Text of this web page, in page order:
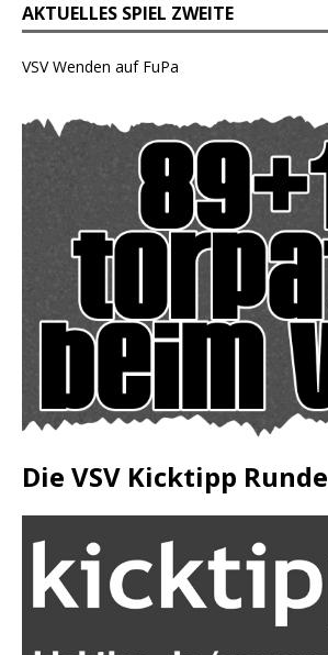
AKTUELLES SPIEL ZWEITE
VSV Wenden auf FuPa
Die VSV Kicktipp Runde